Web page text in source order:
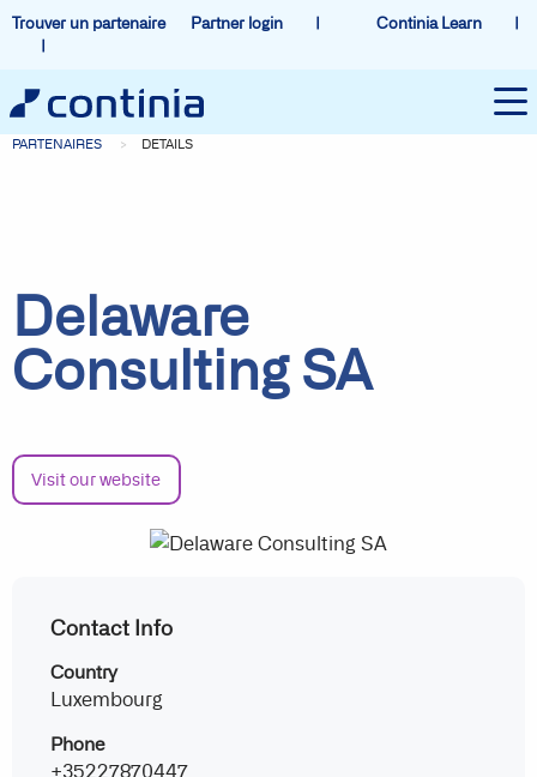
Trouver un partenaire Partner login Continia Learn
PARTENAIRES DETAILS
Delaware
Consulting SA
Visit our website
Contact Info
Country
Luxembourg
Phone
+35227870447